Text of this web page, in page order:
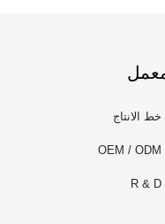
خط الانتاج
OEM / ODM
R & D